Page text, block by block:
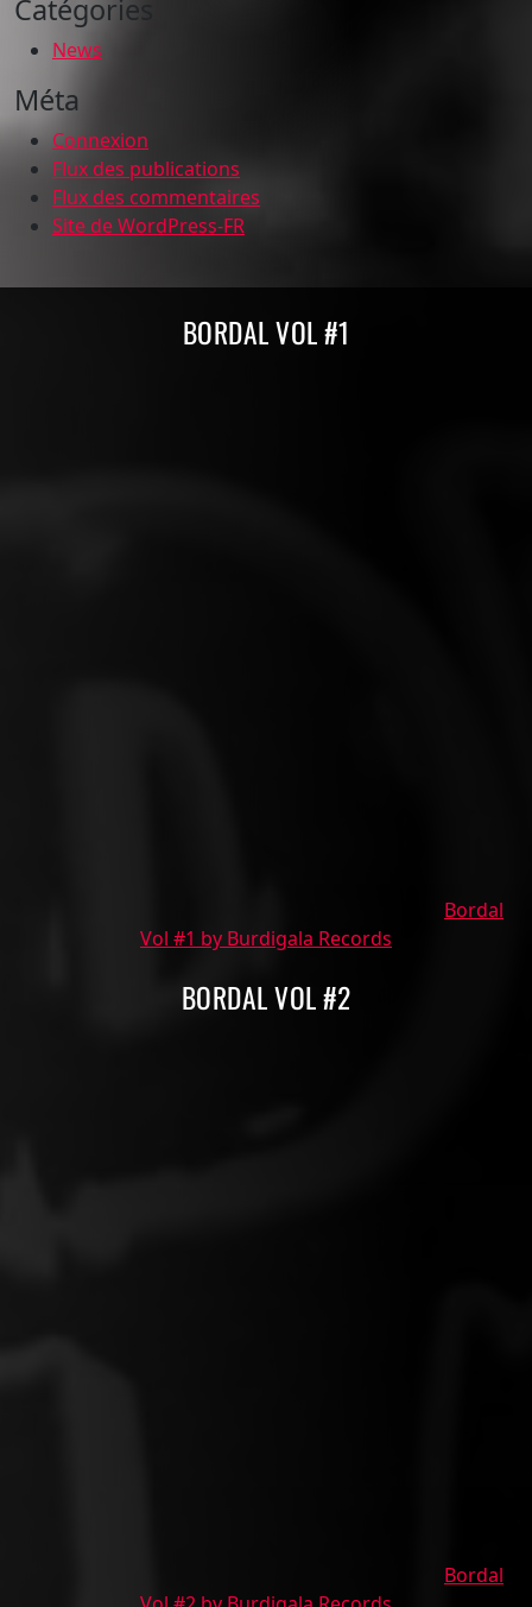
Catégories
News
Méta
Connexion
Flux des publications
Flux des commentaires
Site de WordPress-FR
BORDAL VOL #1
Bordal
Vol #1 by Burdigala Records
BORDAL VOL #2
Bordal